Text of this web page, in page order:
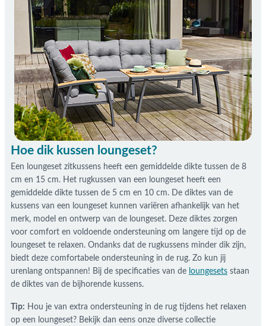
Hoe dik kussen loungeset?
Een loungeset zitkussens heeft een gemiddelde dikte tussen de 8
cm en 15 cm. Het rugkussen van een loungeset heeft een
gemiddelde dikte tussen de 5 cm en 10 cm. De diktes van de
kussens van een loungeset kunnen variëren afhankelijk van het
merk, model en ontwerp van de loungeset. Deze diktes zorgen
voor comfort en voldoende ondersteuning om langere tijd op de
loungeset te relaxen. Ondanks dat de rugkussens minder dik zijn,
biedt deze comfortabele ondersteuning in de rug. Zo kun jij
urenlang ontspannen! Bij de specificaties van de loungesets staan
de diktes van de bijhorende kussens.
Tip: Hou je van extra ondersteuning in de rug tijdens het relaxen
op een loungeset? Bekijk dan eens onze diverse collectie